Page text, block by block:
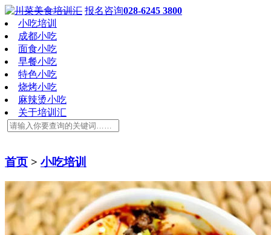
报名咨询028-6245 3800
小吃培训
成都小吃
面食小吃
早餐小吃
特色小吃
烧烤小吃
麻辣烫小吃
关于培训汇
首页 > 小吃培训